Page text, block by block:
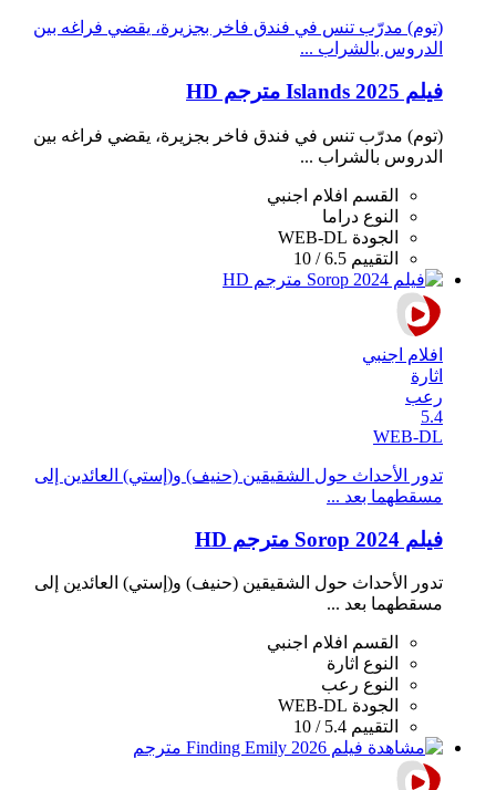
(توم) مدرّب تنس في فندق فاخر بجزيرة، يقضي فراغه بين
الدروس بالشراب ...
فيلم Islands 2025 مترجم HD
(توم) مدرّب تنس في فندق فاخر بجزيرة، يقضي فراغه بين
الدروس بالشراب ...
القسم
افلام اجنبي
النوع دراما
الجودة WEB-DL
التقييم 6.5 / 10
افلام اجنبي
اثارة
رعب
5.4
WEB-DL
تدور الأحداث حول الشقيقين (حنيف) و(إستي) العائدين إلى
مسقطهما بعد ...
فيلم Sorop 2024 مترجم HD
تدور الأحداث حول الشقيقين (حنيف) و(إستي) العائدين إلى
مسقطهما بعد ...
القسم
افلام اجنبي
النوع اثارة
النوع رعب
الجودة WEB-DL
التقييم 5.4 / 10